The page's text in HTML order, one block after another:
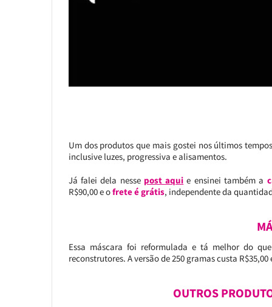
Um dos produtos que mais gostei nos últimos
inclusive luzes, progressiva e alisamentos.
Já falei dela nesse post aqui e ensinei também a
R$90,00 e ofrete é grátis, independente da
Essa máscara foi reformulada e tá melhor do
reconstrutores. A versão de 250 gramas custa
OUTROS